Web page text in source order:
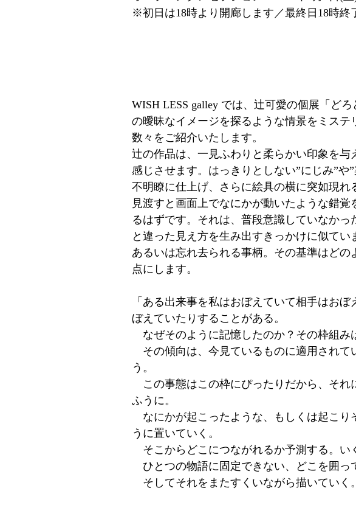
※初日は18時より開廊します／最終日18時終
WISH LESS galley では、辻可愛の個展「ど
の曖昧なイメージを探るような情景をミス
数々をご紹介いたします。
辻の作品は、一見ふわりと柔らかい印象を
感じさせます。はっきりとしない”にじみ”や
不明瞭に仕上げ、さらに絵具の横に突如現
見渡すと画面上でなにかが動いたような錯
るはずです。それは、普段意識していなか
と違った見え方を生み出すきっかけに似てい
あるいは忘れ去られる事柄。その基準はど
点にします。
「ある出来事を私はおぼえていて相手はお
ぼえていたりすることがある。
なぜそのように記憶したのか？その枠組み
その傾向は、今見ているものに適用されて
う。
この事態はこの枠にぴったりだから、それ
ふうに。
なにかが起こったような、もしくは起こり
うに置いていく。
そこからどこにつながれるか予測する。い
ひとつの物語に固定できない、どこを囲っ
そしてそれをまたすくいながら描いていく